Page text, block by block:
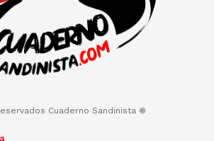
Cuaderno Sandinista ®